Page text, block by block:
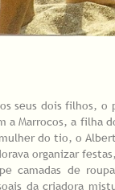
seus dois filhos, o
a Marrocos, a filha
do tio, o
organizar
camadas de
da criadora